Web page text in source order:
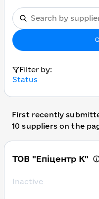
Filter by:
Status
First recently
10 suppliers on the
ТОВ "Епіцентр К"
Inactive